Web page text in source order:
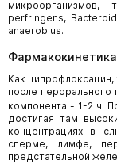
perfringens,
anaerobius.
Фармакокинетика
Как
после
компонента - 1-2 ч.
достигая там
концентрациях в
сперме, лимфе,
предстательной